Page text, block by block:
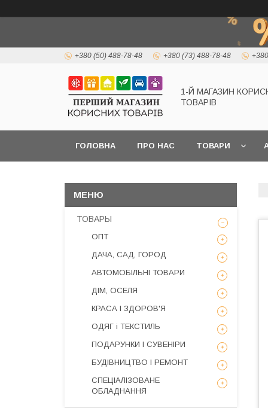
+380 (50) 488-78-48 +380 (73) 488-78-48
1-Й МАГАЗИН
ТОВАРІВ
ГОЛОВНА ПРО НАС ТОВАРИ
ТОВАРЫ
ОПТ
ДАЧА, САД, ГОРОД
АВТОМОБІЛЬНІ ТОВАРИ
ДІМ, ОСЕЛЯ
КРАСА І ЗДОРОВ'Я
ОДЯГ і ТЕКСТИЛЬ
ПОДАРУНКИ І СУВЕНІРИ
БУДІВНИЦТВО І РЕМОНТ
СПЕЦІАЛІЗОВАНЕ
ОБЛАДНАННЯ